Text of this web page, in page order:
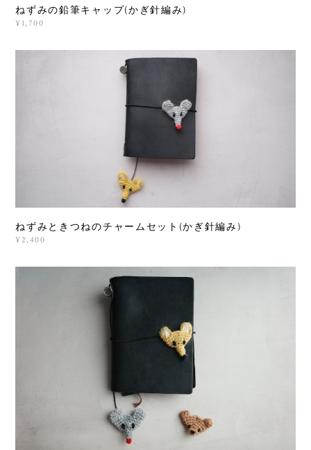
ねずみの鉛筆キャップ(かぎ針編み)
¥1,700
ねずみときつねのチャームセット(かぎ針編み)
¥2,400